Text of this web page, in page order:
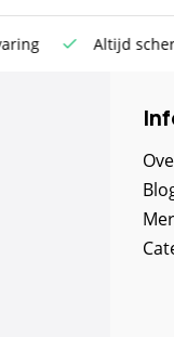
Uitsluitend de beste